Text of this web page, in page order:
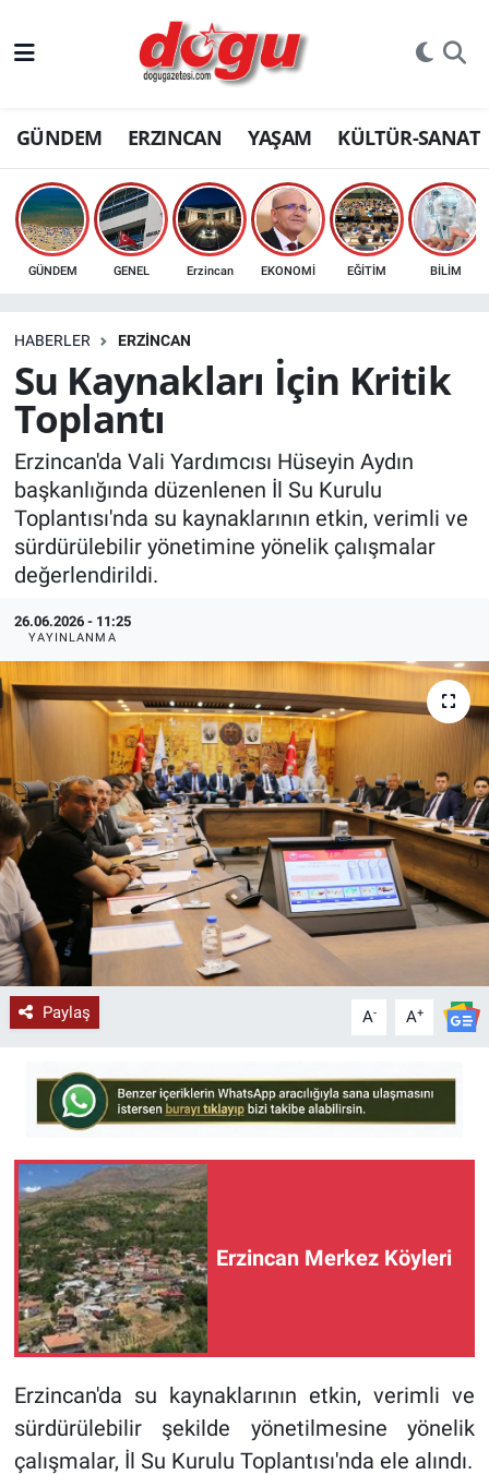
GÜNDEM ERZINCAN YAŞAM KÜLTÜR-SANAT
GÜNDEM GENEL Erzincan EKONOMİ EĞİTİM BİLİM
HABERLER ERZINCAN
Su Kaynakları İçin Kritik
Toplantı
Erzincan'da Vali Yardımcısı Hüseyin Aydın
başkanlığında düzenlenen İl Su Kurulu
Toplantısı'nda su kaynaklarının etkin, verimli ve
sürdürülebilir yönetimine yönelik çalışmalar
değerlendirildi.
26.06.2026 - 11:25
YAYINLANMA
Paylaş A- A+
Erzincan Merkez Köyleri
Erzincan'da su kaynaklarının etkin, verimli ve
sürdürülebilir şekilde yönetilmesine yönelik
çalışmalar, İl Su Kurulu Toplantısı'nda ele alındı.
ERZINCAN
GÜNDEM
ERZİNCAN FOTOĞRAFLARI
SAĞLIK
Bilim, teknoloji
GENEL
KÜLTÜR-SANAT
Yerel Haber
Politika
SPOR
YAŞAM
RESMİ İLAN